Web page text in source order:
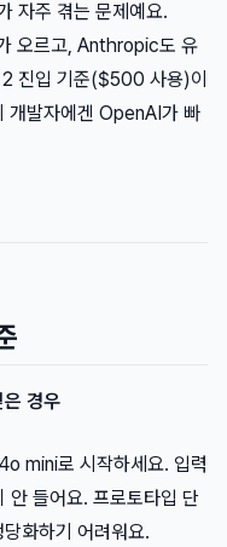
자주 겪는 문제예요.
오르고, Anthropic도 유
진입 기준($500 사용)이
발자에겐 OpenAI가 빠
경우
mini로 시작하세요. 입력
안 들어요. 프로토타입 단
화하기 어려워요.